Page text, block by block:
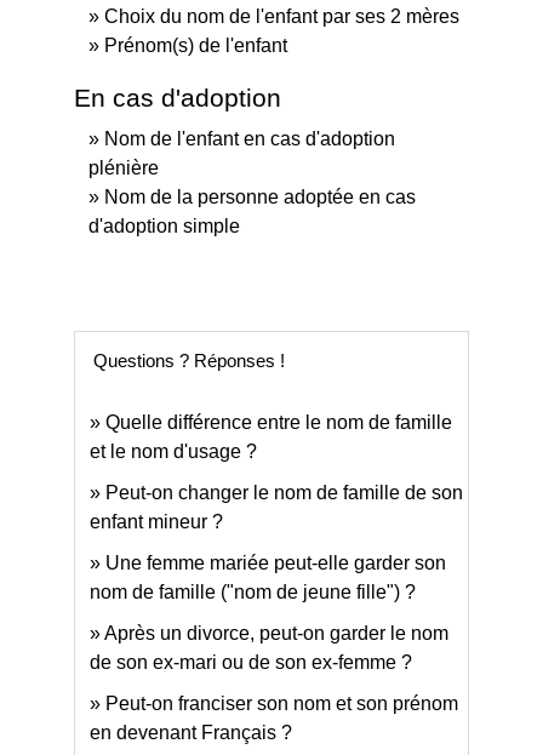
Choix du nom de l'enfant par ses 2 mères
Prénom(s) de l'enfant
En cas d'adoption
Nom de l'enfant en cas d'adoption
plénière
Nom de la personne adoptée en cas
d'adoption simple
Questions ? Réponses !
Quelle différence entre le nom de famille
et le nom d'usage ?
Peut-on changer le nom de famille de son
enfant mineur ?
Une femme mariée peut-elle garder son
nom de famille ("nom de jeune fille") ?
Après un divorce, peut-on garder le nom
de son ex-mari ou de son ex-femme ?
Peut-on franciser son nom et son prénom
en devenant Français ?